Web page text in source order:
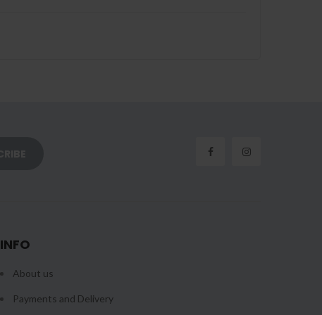
INFO
About us
Payments and Delivery